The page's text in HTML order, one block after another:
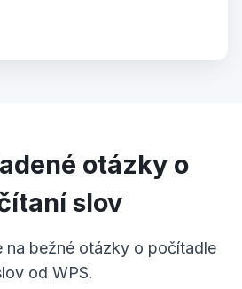
otázky o
slov
na bežné otázky o počítadle
od WPS.